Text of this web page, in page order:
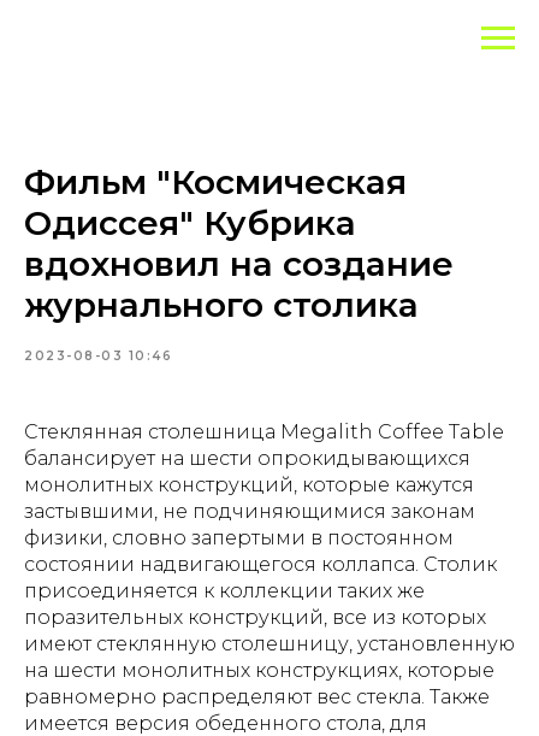
Фильм "Космическая
Одиссея" Кубрика
вдохновил на создание
журнального столика
2023-08-03 10:46
Стеклянная столешница Megalith Coffee Table
балансирует на шести опрокидывающихся
монолитных конструкций, которые кажутся
застывшими, не подчиняющимися законам
физики, словно запертыми в постоянном
состоянии надвигающегося коллапса. Столик
присоединяется к коллекции таких же
поразительных конструкций, все из которых
имеют стеклянную столешницу, установленную
на шести монолитных конструкциях, которые
равномерно распределяют вес стекла. Также
имеется версия обеденного стола, для